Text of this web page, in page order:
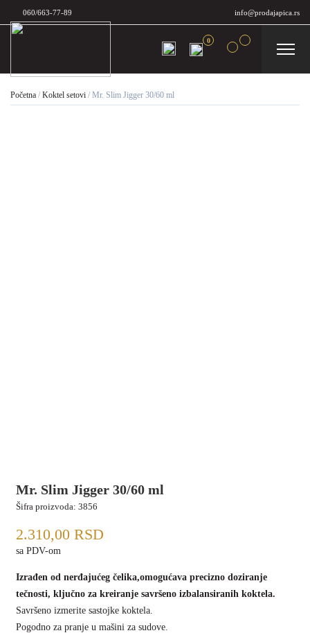
060/663-77-89 info@prodajapica.rs
0
Početna / Koktel setovi / Mr. Slim Jigger 30/60 ml
Mr. Slim Jigger 30/60 ml
Šifra proizvoda: 3856
2.310,00RSD
sa PDV-om
Izrađen od nerđajućeg čelika,omogućava precizno doziranje
tečnosti, ključno za kreiranje savršeno izbalansiranih koktela.
Savršeno izmerite sastojke koktela.
Pogodno za pranje u mašini za sudove.